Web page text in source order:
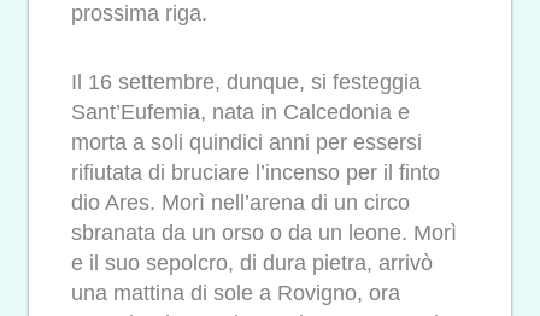
prossima riga.
Il 16 settembre, dunque, si festeggia
Sant’Eufemia, nata in Calcedonia e
morta a soli quindici anni per essersi
rifiutata di bruciare l’incenso per il finto
dio Ares. Morì nell’arena di un circo
sbranata da un orso o da un leone. Morì
e il suo sepolcro, di dura pietra, arrivò
una mattina di sole a Rovigno, ora